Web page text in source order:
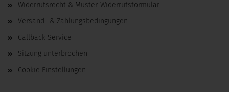
Widerrufsrecht & Muster-Widerrufsformular
Versand- & Zahlungsbedingungen
Callback Service
Sitzung unterbrochen
Cookie Einstellungen